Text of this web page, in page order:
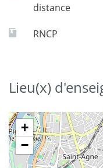
distance
RNCP
Lieu(x)
+
−